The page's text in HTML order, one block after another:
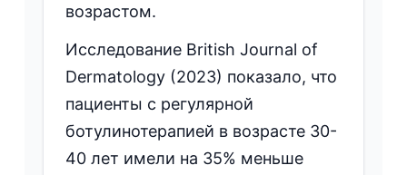
возрастом.
Исследование British Journal of
Dermatology (2023) показало, что
пациенты с регулярной
ботулинотерапией в возрасте 30-
40 лет имели на 35% меньше